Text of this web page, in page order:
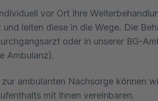
vor Ort Ihre
leiten diese in die Wege. Die
oder in unserer BG-
Ambulanz).
ambulanten Nachsorge können
mit Ihnen vereinbaren.